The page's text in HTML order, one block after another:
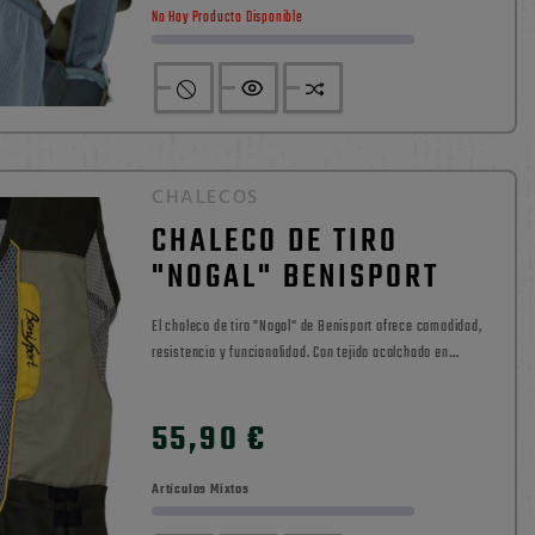
No Hay Producto Disponible
CHALECOS
CHALECO DE TIRO
"NOGAL" BENISPORT
El chaleco de tiro "Nogal" de Benisport ofrece comodidad,
resistencia y funcionalidad. Con tejido acolchado en
Carril Outdoor.
55,90 €
Artículos Mixtos